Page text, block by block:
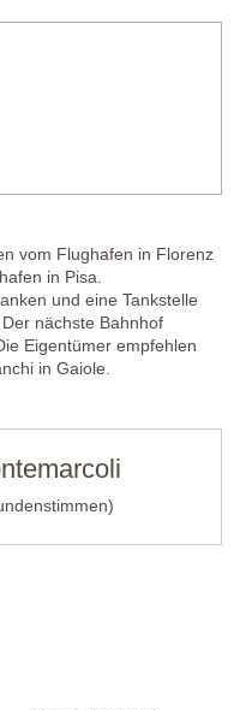
vom Flughafen in Florenz
in Pisa.
und eine Tankstelle
nächste Bahnhof
Eigentümer empfehlen
in Gaiole.